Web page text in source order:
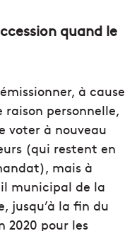
quand le
à cause
personnelle,
voter à nouveau
(qui restent en
mais à
municipal de la
jusqu’à la fin du
2020 pour les